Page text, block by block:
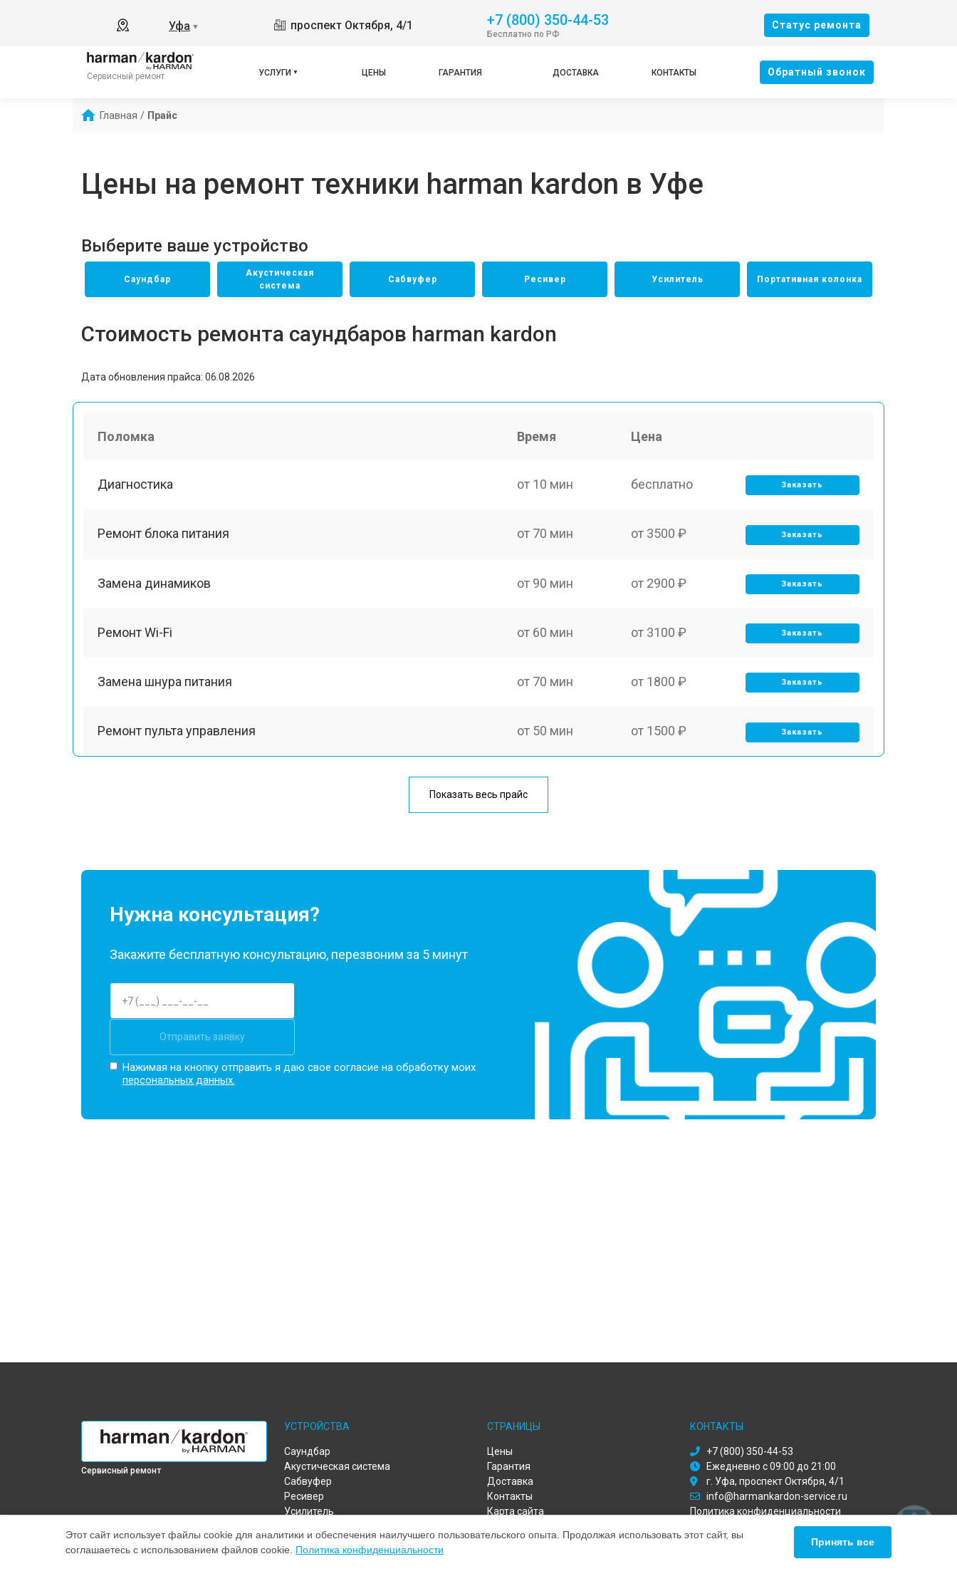
Уфа ▼ проспект Октября, 4/1 +7 (800) 350-44-53
Бесплатно по РФ
Cтатус ремонта
Сервисный ремонт УСЛУГИ ЦЕНЫ ГАРАНТИЯ ДОСТАВКА КОНТАКТЫ Oбратный звонок
Главная / Прайс
Цены на ремонт техники harman kardon в Уфе
Выберите ваше устройство
Саундбар
Акустическая
система
Сабвуфер Ресивер Усилитель Портативная колонка
Стоимость ремонта саундбаров harman kardon
Дата обновления прайса: 06.08.2026
Поломка Время Цена
Диагностика от 10 мин бесплатно Заказать
Ремонт блока питания от 70 мин от 3500 ₽ Заказать
Замена динамиков от 90 мин от 2900 ₽ Заказать
Ремонт Wi-Fi от 60 мин от 3100 ₽ Заказать
Замена шнура питания от 70 мин от 1800 ₽ Заказать
Ремонт пульта управления от 50 мин от 1500 ₽ Заказать
от 80 мин
Показать весь прайс
Нужна консультация?
Закажите бесплатную консультацию, перезвоним за 5 минут
Отправить заявку
Нажимая на кнопку отправить я даю свое согласие на обработку моих
персональных данных.
Сервисный ремонт
УСТРОЙСТВА
Саундбар
Акустическая система
Сабвуфер
Ресивер
Усилитель
СТРАНИЦЫ
Цены
Гарантия
Доставка
Контакты
Карта сайта
КОНТАКТЫ
+7 (800) 350-44-53
Ежедневно с 09:00 до 21:00
г. Уфа, проспект Октября, 4/1
info@harmankardon-service.ru
Политика конфиденциальности
Способы оплаты
Этот сайт использует файлы cookie для аналитики и обеспечения наилучшего пользовательского опыта. Продолжая использовать этот сайт, вы
соглашаетесь с использованием файлов cookie. Политика конфиденциальности
Принять все